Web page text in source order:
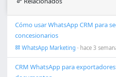
Cómo usar WhatsApp CRM para
concesionarios
WhatsApp Marketing · hace 3
CRM WhatsApp para